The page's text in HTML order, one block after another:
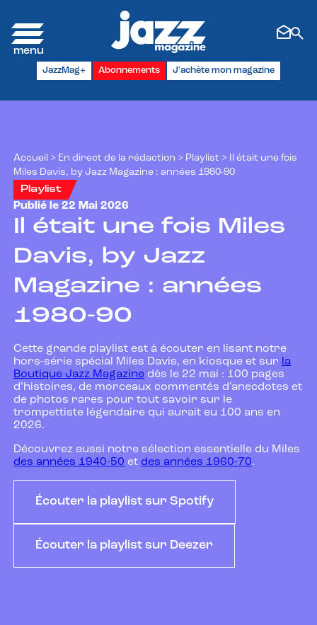
JazzMag+ Abonnements J'achète mon magazine
Accueil > En direct de la rédaction > Playlist >
Il était une fois
Miles Davis, by Jazz Magazine : années 1980-90
Playlist
Publié le 22 Mai 2026
Il était une fois Miles
Davis, by Jazz
Magazine : années
1980-90
Cette grande playlist est à écouter en lisant notre
hors-série spécial Miles Davis, en kiosque et sur
la
Boutique Jazz Magazine dès le 22 mai : 100 pages
d’histoires, de morceaux commentés d’anecdotes et
de photos rares pour tout savoir sur le
trompettiste légendaire qui aurait eu 100 ans en
2026.
Découvrez aussi notre sélection essentielle du Miles
des années 1940-50 et des années 1960-70.
Écouter la playlist sur Spotify
Écouter la playlist sur Deezer